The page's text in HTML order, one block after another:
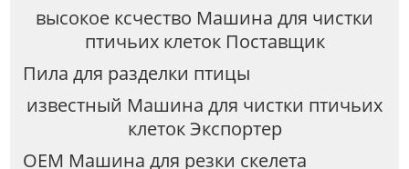
высокое ксчество Машина для чистки
птичьих клеток Поставщик
Пила для разделки птицы
известный Машина для чистки птичьих
клеток Экспортер
OEM Машина для резки скелета